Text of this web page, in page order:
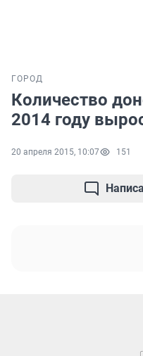
ГОРОД
Количество
2014 году
20 апреля 2015, 10:07 151